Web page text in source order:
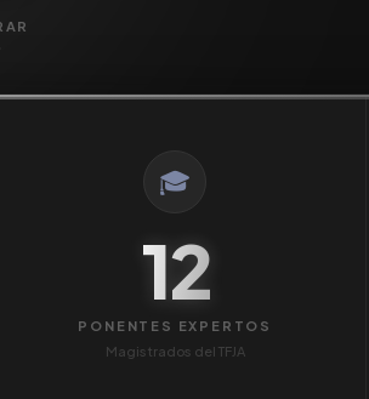
🎓
12
PONENTES EXPERTOS
Magistrados del TFJA